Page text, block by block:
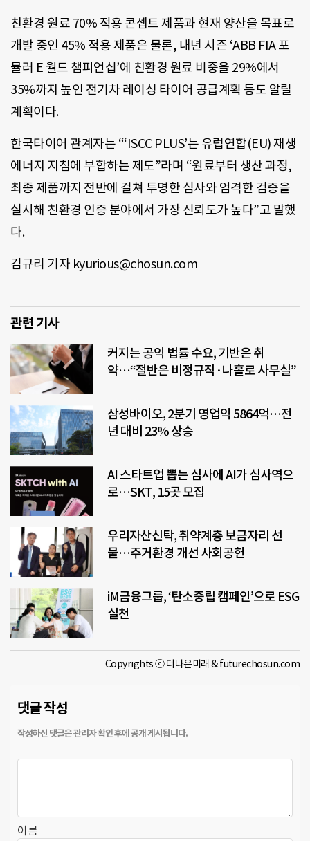
친환경 원료 70% 적용 콘셉트 제품과 현재 양산을 목표로
개발 중인 45% 적용 제품은 물론, 내년 시즌 ‘ABB FIA 포
뮬러 E 월드 챔피언십’에 친환경 원료 비중을 29%에서
35%까지 높인 전기차 레이싱 타이어 공급계획 등도 알릴
계획이다.
한국타이어 관계자는 “‘ISCC PLUS’는 유럽연합(EU) 재생
에너지 지침에 부합하는 제도”라며 “원료부터 생산 과정,
최종 제품까지 전반에 걸쳐 투명한 심사와 엄격한 검증을
실시해 친환경 인증 분야에서 가장 신뢰도가 높다”고 말했
다.
김규리 기자 kyurious@chosun.com
관련 기사
커지는 공익 법률 수요, 기반은 취
약…“절반은 비정규직·나홀로 사무실”
삼성바이오, 2분기 영업익 5864억…전
년 대비 23% 상승
AI 스타트업 뽑는 심사에 AI가 심사역으
로…SKT, 15곳 모집
우리자산신탁, 취약계층 보금자리 선
물…주거환경 개선 사회공헌
iM금융그룹, ‘탄소중립 캠페인’으로 ESG
실천
Copyrights ⓒ 더나은미래 & futurechosun.com
댓글 작성
이름